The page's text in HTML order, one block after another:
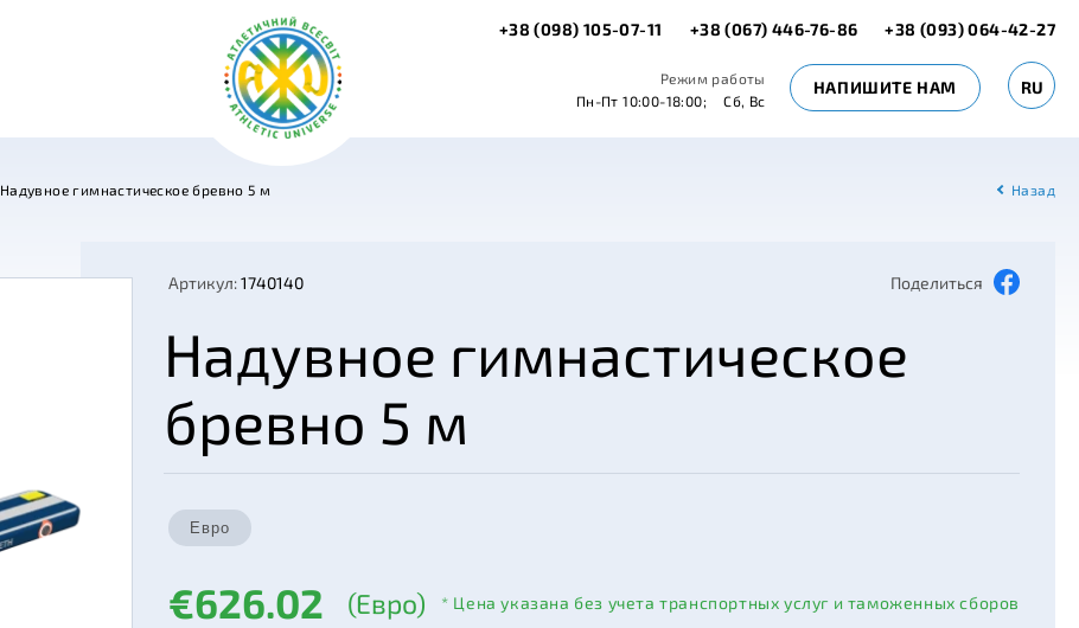
+38 (098) 105-07-11 +38 (067) 446-76-86 +38 (093) 064-42-27
Режим работы
Пн-Пт 10:00-18:00;
Сб, Вс
НАПИШИТЕ НАМ RU
Надувное гимнастическое бревно 5 м Назад
Артикул:1740140 Поделиться
Надувное гимнастическое
бревно 5 м
€626.02 (Евро) * Цена указана без учета транспортных услуг и таможенных сборов